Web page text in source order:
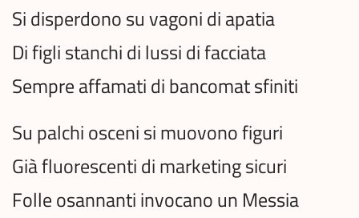
Si disperdono su vagoni di apatia
Di figli stanchi di lussi di facciata
Sempre affamati di bancomat sfiniti
Su palchi osceni si muovono figuri
Già fluorescenti di marketing sicuri
Folle osannanti invocano un Messia